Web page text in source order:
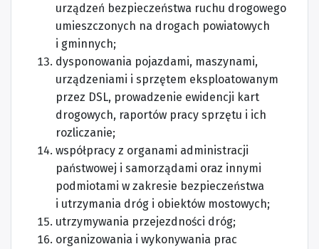
urządzeń bezpieczeństwa ruchu drogowego
umieszczonych na drogach powiatowych
i gminnych;
dysponowania pojazdami, maszynami,
urządzeniami i sprzętem eksploatowanym
przez DSL, prowadzenie ewidencji kart
drogowych, raportów pracy sprzętu i ich
rozliczanie;
współpracy z organami administracji
państwowej i samorządami oraz innymi
podmiotami w zakresie bezpieczeństwa
i utrzymania dróg i obiektów mostowych;
utrzymywania przejezdności dróg;
organizowania i wykonywania prac